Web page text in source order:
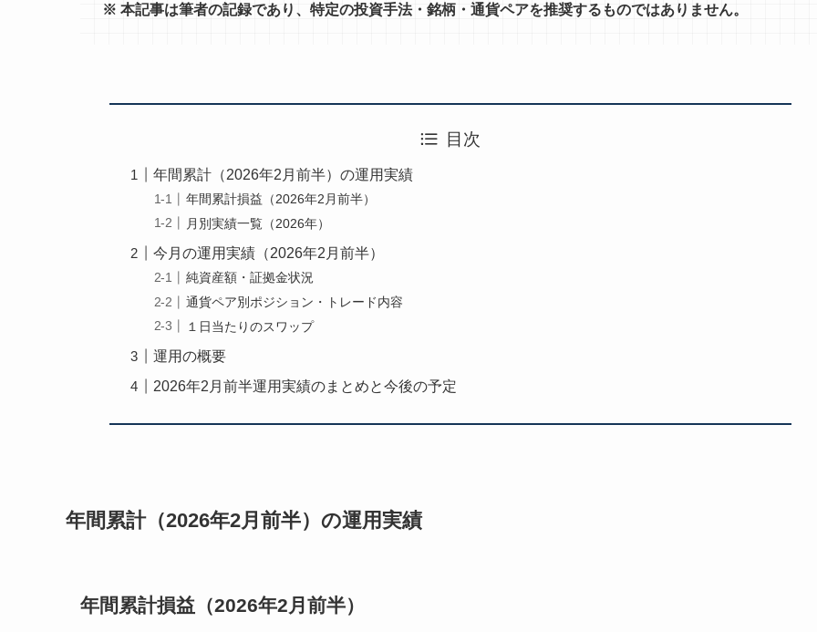
※ 本記事は筆者の記録であり、特定の投資手法・銘柄・通貨ペアを推奨するものではありません。
目次
年間累計（2026年2月前半）の運用実績
年間累計損益（2026年2月前半）
月別実績一覧（2026年）
今月の運用実績（2026年2月前半）
純資産額・証拠金状況
通貨ペア別ポジション・トレード内容
１日当たりのスワップ
運用の概要
2026年2月前半運用実績のまとめと今後の予定
年間累計（2026年2月前半）の運用実績
年間累計損益（2026年2月前半）